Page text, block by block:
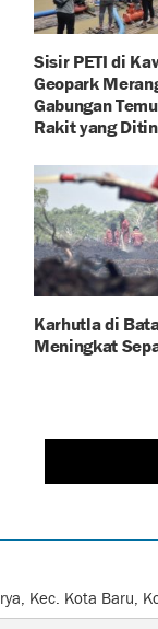
Sisir PETI di
Geopark
Gabungan
Rakit yang
Karhutla di
Meningkat
Kec. Kota Baru,